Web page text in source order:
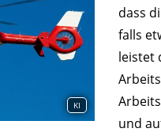
KI
dass
falls
leistet
und